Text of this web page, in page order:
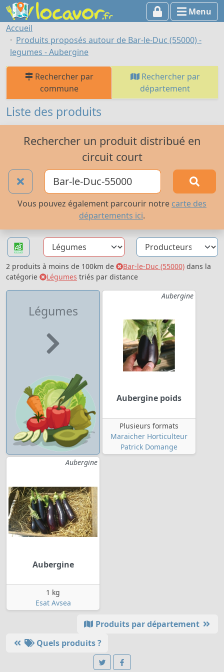
Menu
Accueil
Produits proposés autour de Bar-le-Duc (55000) -
legumes - Aubergine
Rechercher par
commune
Rechercher par
département
Liste des produits
Rechercher un produit distribué en
circuit court
Vous pouvez également parcourir notre carte des
départements ici.
2 produits à moins de 100km de Bar-le-Duc (55000) dans la
catégorie
Légumes triés par distance
Légumes
Aubergine
Aubergine poids
Plusieurs formats
Maraicher Horticulteur
Patrick Domange
Aubergine
Aubergine
1 kg
Esat Avsea
Produits par département
Quels produits ?